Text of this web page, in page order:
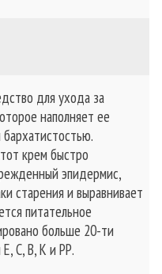
для ухода за
наполняет ее
крем быстро
эпидермис,
старения и выравнивает
питательное
больше 20-ти
С, В, К и РР.